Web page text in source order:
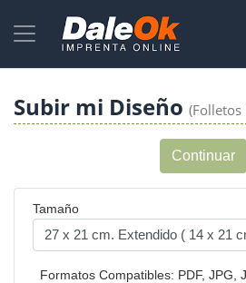
Subir mi Diseño
Continuar
Tamaño
Formatos Compatibles: PDF, JPG,